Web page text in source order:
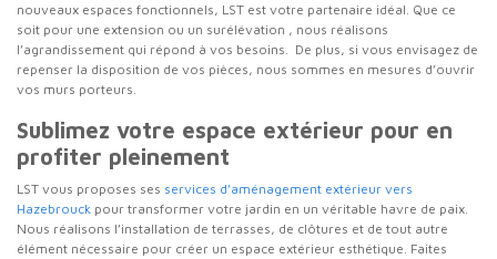
nouveaux espaces fonctionnels, LST est votre partenaire idéal. Que ce
soit pour une extension ou un surélévation , nous réalisons
l’agrandissement qui répond à vos besoins. De plus, si vous envisagez de
repenser la disposition de vos pièces, nous sommes en mesures d’ouvrir
vos murs porteurs.
Sublimez votre espace extérieur pour en
profiter pleinement
LST vous proposes ses services d’aménagement extérieur vers
Hazebrouck pour transformer votre jardin en un véritable havre de paix.
Nous réalisons l’installation de terrasses, de clôtures et de tout autre
élément nécessaire pour créer un espace extérieur esthétique. Faites